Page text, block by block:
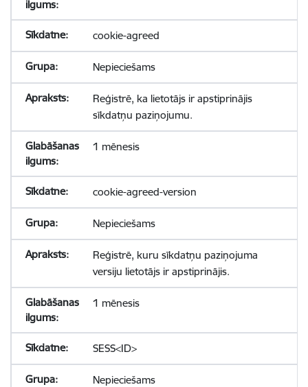
cookie-agreed
Nepieciešams
Reģistrē, ka lietotājs ir apstiprinājis
sīkdatņu paziņojumu.
1 mēnesis
cookie-agreed-version
Nepieciešams
Reģistrē, kuru sīkdatņu paziņojuma
versiju lietotājs ir apstiprinājis.
1 mēnesis
SESS<ID>
Nepieciešams